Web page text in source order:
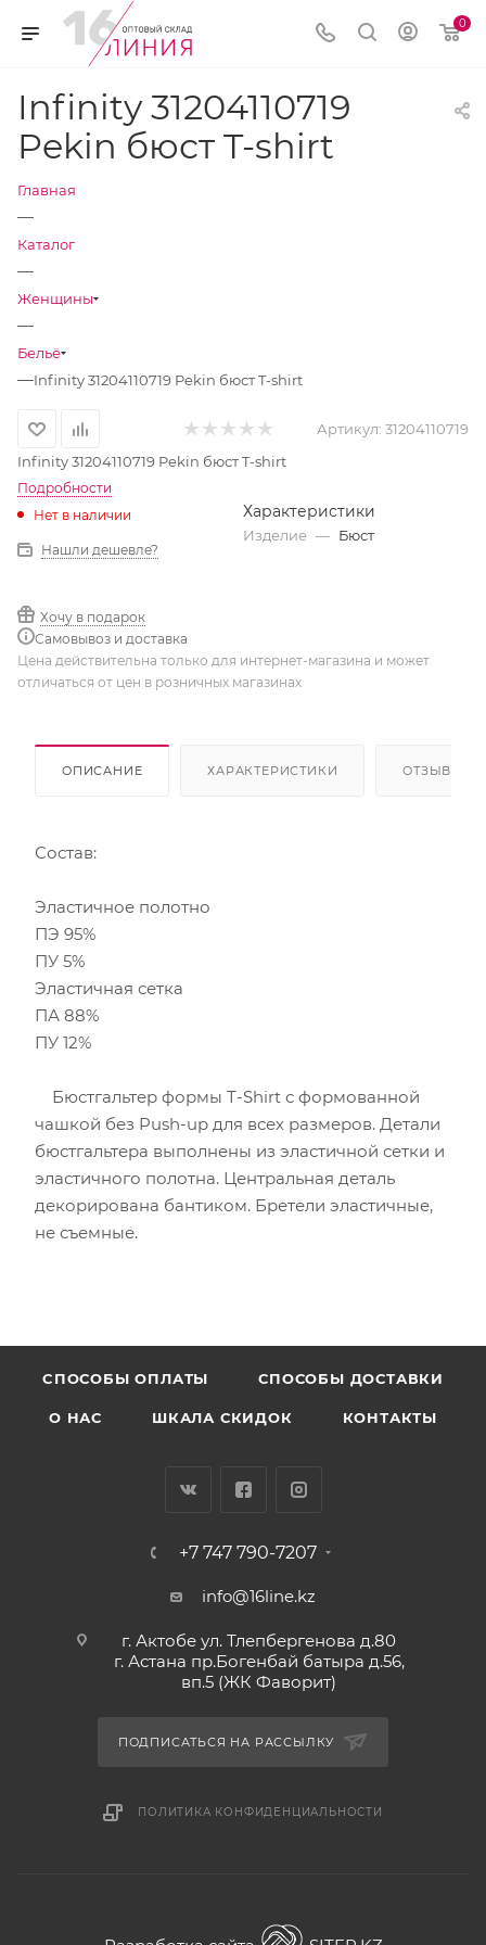
0
Infinity 31204110719
Pekin бюст T-shirt
Главная
—
Каталог
—
Женщины
—
Бельё
—Infinity 31204110719 Pekin бюст T-shirt
Артикул: 31204110719
Infinity 31204110719 Pekin бюст T-shirt
Подробности
Нет в наличии
Нашли дешевле?
Хочу в подарок
Самовывоз и доставка
Характеристики
Изделие — Бюст
Цена действительна только для интернет-магазина и может
отличаться от цен в розничных магазинах
ОПИСАНИЕ ХАРАКТЕРИСТИКИ ОТЗЫВЫ
Состав:
Эластичное полотно
ПЭ 95%
ПУ 5%
Эластичная сетка
ПА 88%
ПУ 12%
Бюстгальтер формы T-Shirt с формованной
чашкой без Push-uр для всех размеров. Детали
бюстгальтера выполнены из эластичной сетки и
эластичного полотна. Центральная деталь
декорирована бантиком. Бретели эластичные,
не съемные.
CПОСОБЫ ОПЛАТЫ СПОСОБЫ ДОСТАВКИ
О НАС ШКАЛА СКИДОК КОНТАКТЫ
+7 747 790-7207
info@16line.kz
г. Актобе ул. Тлепбергенова д.80
г. Астана пр.Богенбай батыра д.56,
вп.5 (ЖК Фаворит)
ПОДПИСАТЬСЯ НА РАССЫЛКУ
ПОЛИТИКА КОНФИДЕНЦИАЛЬНОСТИ